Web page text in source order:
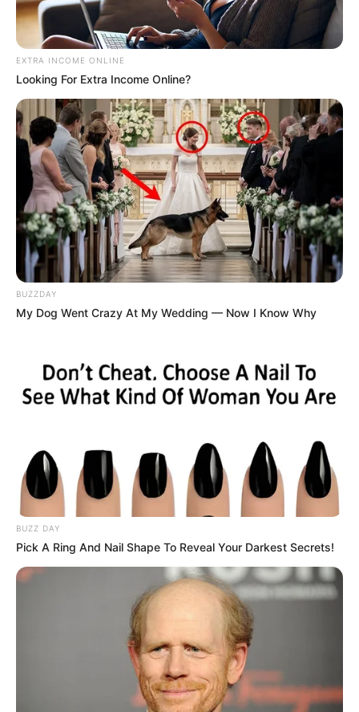
EXTRA INCOME ONLINE
Looking For Extra Income Online?
BUZZDAY
My Dog Went Crazy At My Wedding — Now I Know Why
BUZZ DAY
Pick A Ring And Nail Shape To Reveal Your Darkest Secrets!